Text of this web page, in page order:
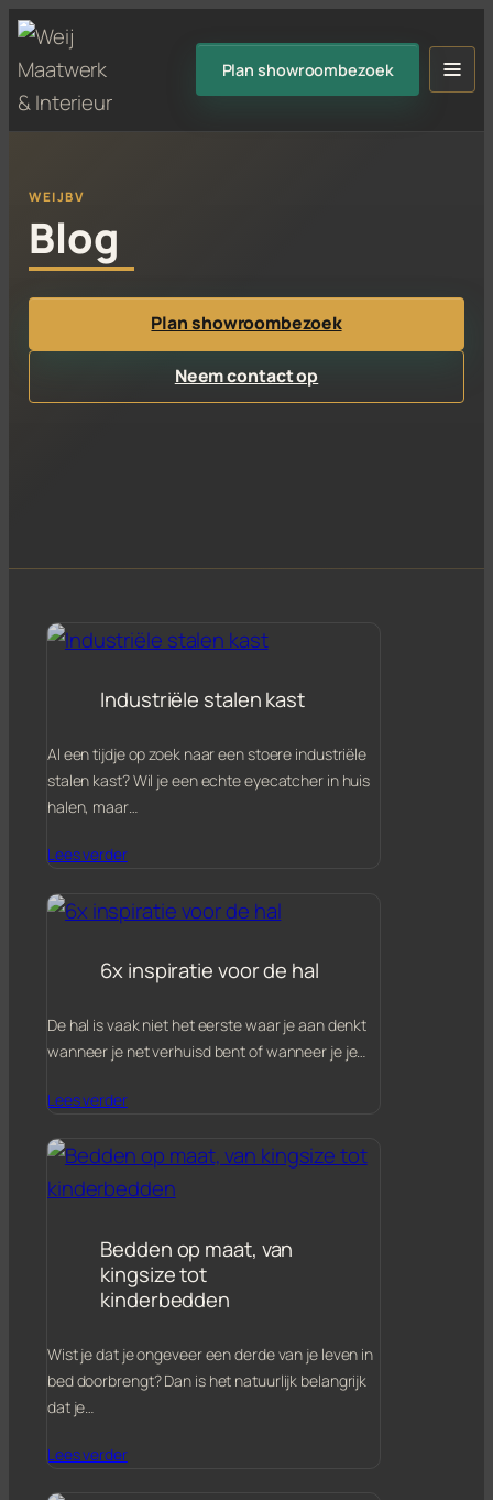
Ga
naar
de
Menu
Plan showroombezoek
Blog
Plan showroombezoek
Neem contact op
Industriële stalen kast
Al een tijdje op zoek naar een stoere industriële
stalen kast? Wil je een echte eyecatcher in huis
halen, maar…
Lees verder
6x inspiratie voor de hal
De hal is vaak niet het eerste waar je aan denkt
wanneer je net verhuisd bent of wanneer je je…
Lees verder
Bedden op maat, van
kingsize tot
kinderbedden
Wist je dat je ongeveer een derde van je leven in
bed doorbrengt? Dan is het natuurlijk belangrijk
dat je…
Lees verder